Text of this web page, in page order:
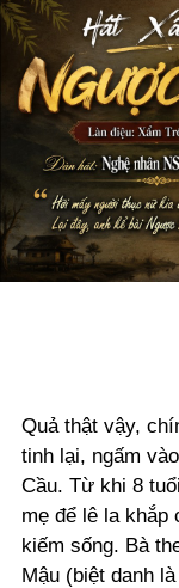
Quả thật vậy,
tinh lại, ngấm
Cầu. Từ khi 8
mẹ để lê la khắp
kiếm sống. Bà
Mậu (biệt danh